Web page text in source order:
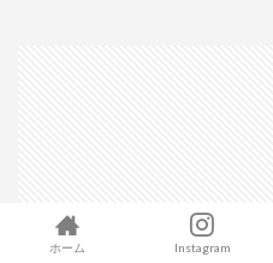
ホーム Instagram